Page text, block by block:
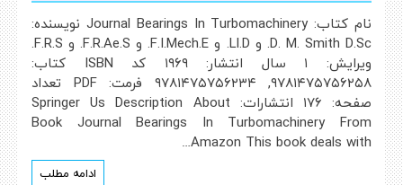
نام کتاب: Journal Bearings In Turbomachinery نویسنده:
D. M. Smith D.Sc. و Ll.D. و F.I.Mech.E. و F.R.Ae.S. و F.R.S.
ویرایش: ۱ سال انتشار: ۱۹۶۹ کد ISBN کتاب:
۹۷۸۱۴۷۵۷۵۶۲۵۸, ۹۷۸۱۴۷۵۷۵۶۲۳۴ فرمت: PDF تعداد
صفحه: ۱۷۶ انتشارات: Springer Us Description About
Book Journal Bearings In Turbomachinery From
Amazon This book deals with…
ادامه مطلب